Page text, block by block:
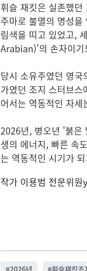
휘슬 재킷은 실존했던
주마로 불멸의 명성
림색을 띠고 있었고,
Arabian)'의 손자이기
당시 소유주였던 영국
가였던 조지 스터브스
어서는 역동적인 자
2026년, 병오년 '붉은
생의 에너지, 빠른 속
는 역동적인 시기가
작가 이용범 전문위원